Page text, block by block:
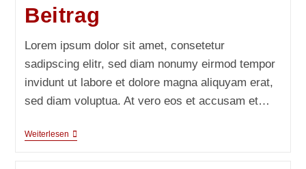
Beitrag
Lorem ipsum dolor sit amet, consetetur
sadipscing elitr, sed diam nonumy eirmod tempor
invidunt ut labore et dolore magna aliquyam erat,
sed diam voluptua. At vero eos et accusam et…
WeiterlesenDies